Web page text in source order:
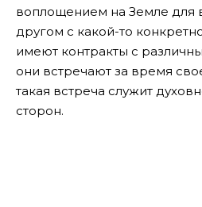
воплощением на Земле для
другом с какой-то
имеют контракты с
они встречают за время
такая встреча служит
сторон.